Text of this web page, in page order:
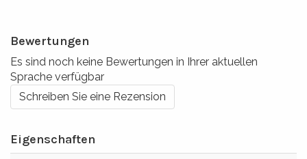
Bewertungen
Es sind noch keine Bewertungen in Ihrer aktuellen
Sprache verfügbar
Schreiben Sie eine Rezension
Eigenschaften